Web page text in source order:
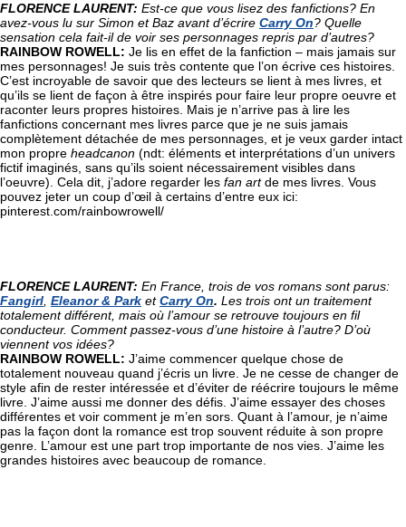
FLORENCE LAURENT: Est-ce que vous lisez des fanfictions? En
avez-vous lu sur Simon et Baz avant d’écrire Carry On? Quelle
sensation cela fait-il de voir ses personnages repris par d’autres?
RAINBOW ROWELL: Je lis en effet de la fanfiction – mais jamais sur
mes personnages! Je suis très contente que l’on écrive ces histoires.
C’est incroyable de savoir que des lecteurs se lient à mes livres, et
qu’ils se lient de façon à être inspirés pour faire leur propre oeuvre et
raconter leurs propres histoires. Mais je n’arrive pas à lire les
fanfictions concernant mes livres parce que je ne suis jamais
complètement détachée de mes personnages, et je veux garder intact
mon propre headcanon (ndt: éléments et interprétations d’un univers
fictif imaginés, sans qu’ils soient nécessairement visibles dans
l’oeuvre). Cela dit, j’adore regarder les fan art de mes livres. Vous
pouvez jeter un coup d’œil à certains d’entre eux ici:
pinterest.com/rainbowrowell/
FLORENCE LAURENT:
Fangirl, Eleanor & Park et Carry On. Les trois ont un traitement
totalement différent, mais où l’amour se retrouve toujours en fil
conducteur. Comment passez-vous d’une histoire à l’autre? D’où
viennent vos idées?
RAINBOW ROWELL: J’aime commencer quelque chose de
totalement nouveau quand j’écris un livre. Je ne cesse de changer de
style afin de rester intéressée et d’éviter de réécrire toujours le même
livre. J’aime aussi me donner des défis. J’aime essayer des choses
différentes et voir comment je m’en sors. Quant à l’amour, je n’aime
pas la façon dont la romance est trop souvent réduite à son propre
genre. L’amour est une part trop importante de nos vies. J’aime les
grandes histoires avec beaucoup de romance.